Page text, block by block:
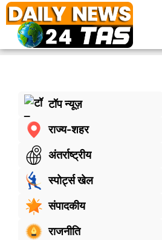
टॉप न्यूज़
राज्य-शहर
अंतर्राष्ट्रीय
स्पोर्ट्स खेल
संपादकीय
राजनीति